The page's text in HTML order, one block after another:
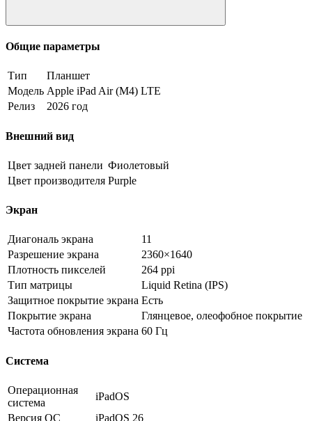
Общие параметры
Тип
Планшет
Модель Apple iPad Air (M4) LTE
Релиз
2026 год
Внешний вид
Цвет задней панели Фиолетовый
Цвет производителя Purple
Экран
Диагональ экрана
11
Разрешение экрана
2360×1640
Плотность пикселей
264 ppi
Тип матрицы
Liquid Retina (IPS)
Защитное покрытие экрана Есть
Покрытие экрана
Глянцевое, олеофобное покрытие
Частота обновления экрана 60 Гц
Система
Операционная
система
iPadOS
Версия ОС
iPadOS 26